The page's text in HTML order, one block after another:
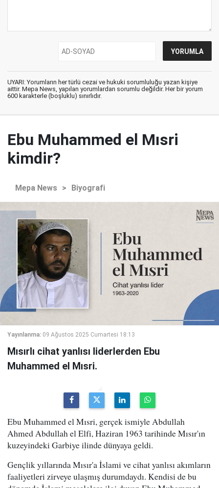
UYARI: Yorumların her türlü cezai ve hukuki sorumluluğu yazan kişiye
aittir. Mepa News, yapılan yorumlardan sorumlu değildir. Her bir yorum
600 karakterle (boşluklu) sınırlıdır.
Ebu Muhammed el Mısri
kimdir?
Mepa News > Biyografi
Yayınlanma: 09 Ağustos 2025 Cumartesi 18:13
Mısırlı cihat yanlısı liderlerden Ebu
Muhammed el Mısri.
Ebu Muhammed el Mısri, gerçek ismiyle Abdullah
Ahmed Abdullah el Elfi, Haziran 1963 tarihinde Mısır'ın
kuzeyindeki Garbiye ilinde dünyaya geldi.
Gençlik yıllarında Mısır'a İslami ve cihat yanlısı akımların
faaliyetleri zirveye ulaşmış durumdaydı. Kendisi de bu